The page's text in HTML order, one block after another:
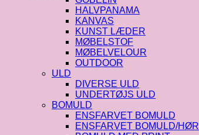
HALVPANAMA
KANVAS
KUNST LÆDER
MØBELSTOF
MØBELVELOUR
OUTDOOR
ULD
DIVERSE ULD
UNDERTØJS ULD
BOMULD
ENSFARVET BOMULD
ENSFARVET BOMULD/HØR